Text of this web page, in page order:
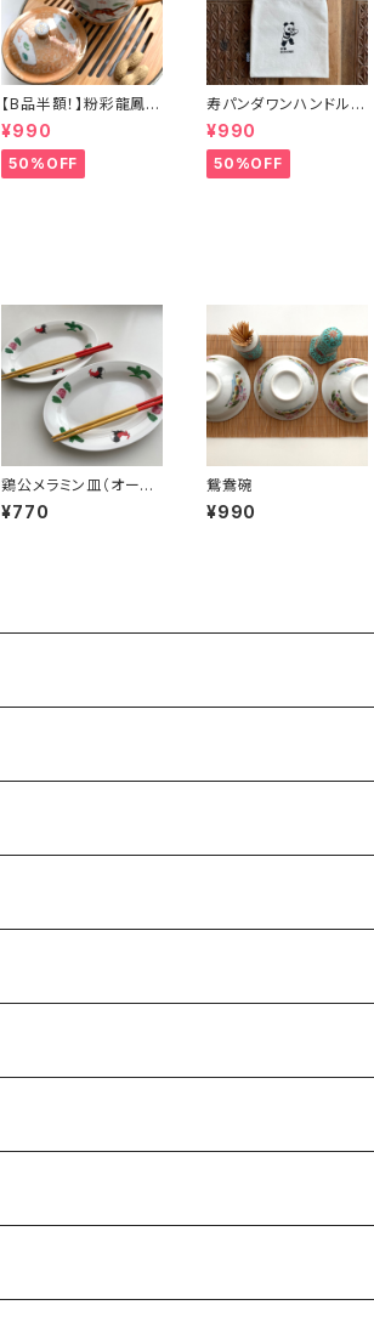
【B品半額！】粉彩龍鳳図
蓋碗（80年代景徳鎮デ
ッドストック）
¥990
50%OFF
寿パンダワンハンドルバ
ッグ
¥990
50%OFF
鶏公メラミン皿（オーバ
ル小）
¥770
鴛鴦碗
¥990